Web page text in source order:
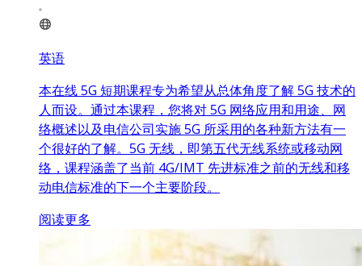
英语
本在线 5G 短期课程专为希望从总体角度了解 5G 技术的
人而设。通过本课程，您将对 5G 网络应用和用途、网
络概述以及电信公司实施 5G 所采用的各种新方法有一
个很好的了解。5G 无线，即第五代无线系统或移动网
络，课程涵盖了当前 4G/IMT 先进标准之前的无线和移
动电信标准的下一个主要阶段。
阅读更多